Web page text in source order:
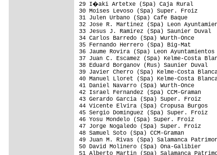
29 I�aki Artetxe (Spa) Caja Rural
30 Moises Levoso (Spa) Super. Froiz
31 Julen Urbano (Spa) Cafe Baque
32 Jose R. Martinez (Spa) Leon
33 Jesus J. Ramirez (Spa) Saunier Duval
34 Carlos Barredo (Spa) Wurth-Once
35 Fernando Herrero (Spa) Big-Mat
36 Jaume Rovira (Spa) Leon Ayuntamientos
37 Juan C. Escamez (Spa) Kelme-Costa
38 Eduard Borganov (Rus) Saunier Duval
39 Javier Cherro (Spa) Kelme-Costa
40 Manuel Lloret (Spa) Kelme-Costa
41 Daniel Navarro (Spa) Wurth-Once
42 Israel Fernandez (Spa) CCM-Graman
43 Gerardo Garcia (Spa) Super. Froiz
44 Vicente Elvira (Spa) Cropusa Burgos
45 Sergio Dominguez (Spa) Super. Froiz
46 Yosu Mondelo (Spa) Super. Froiz
47 Jorge Nogaledo (Spa) Super. Froiz
48 Samuel Soto (Spa) CCM-Graman
49 Juan M. Rivas (Spa) Salamanca
50 David Molinero (Spa) Ona-
51 Alberto Martin (Spa) Salamanca